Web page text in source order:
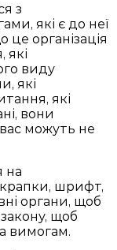
з
які є до неї
це організація
які
виду
які
які
вони
можуть не
на
крапки, шрифт,
органи, щоб
щоб
вимогам.